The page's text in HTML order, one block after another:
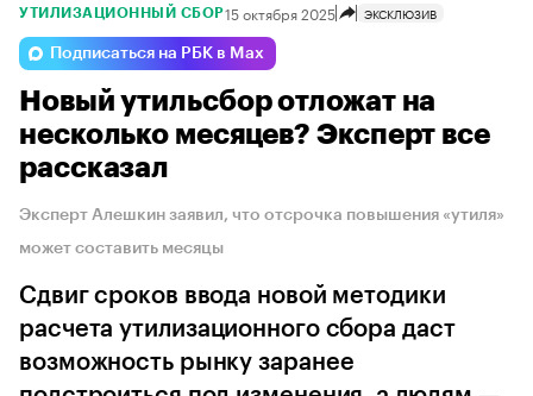
Volga Lada Omoda
Esteo Geely Jaecoo
УТИЛИЗАЦИОННЫЙ СБОР15 октября 2025 ЭКСКЛЮЗИВ
Подписаться на РБК в Max
Новый утильсбор отложат на
несколько месяцев? Эксперт все
рассказал
Эксперт Алешкин заявил, что отсрочка повышения «утиля»
может составить месяцы
Сдвиг сроков ввода новой методики
расчета утилизационного сбора даст
возможность рынку заранее